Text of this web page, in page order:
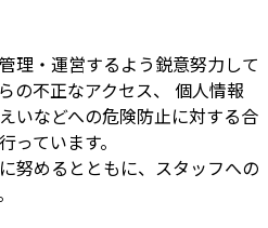
理・運営するよう鋭意努力して
の不正なアクセス、 個人情報
いなどへの危険防止に対する合
っています。
努めるとともに、スタッフへの